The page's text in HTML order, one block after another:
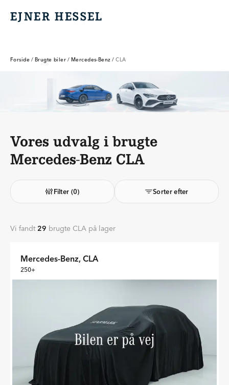
EJNER HESSEL
EJNER HESSEL
Forside / Brugte biler / Mercedes-Benz / CLA
Vores udvalg i brugte
Mercedes-Benz CLA
Filter (0) Sorter efter
Vi fandt 29 brugte CLA på lager
Mercedes-Benz, CLA
250+